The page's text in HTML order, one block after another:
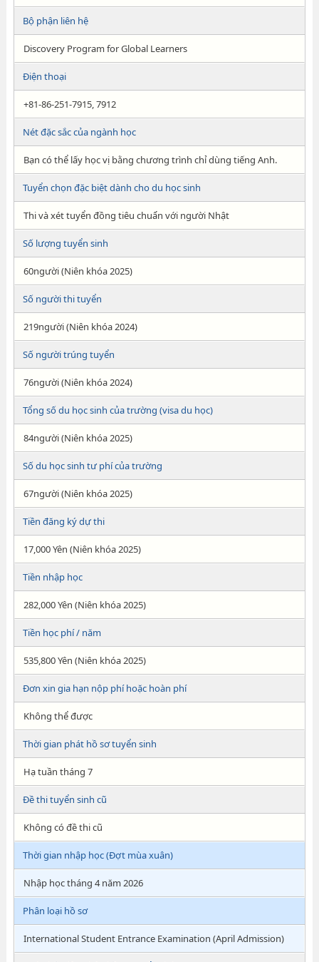
Bộ phận liên hệ
Discovery Program for Global Learners
Điện thoại
+81-86-251-7915, 7912
Nét đặc sắc của ngành học
Bạn có thể lấy học vị bằng chương trình chỉ dùng tiếng Anh.
Tuyển chọn đặc biệt dành cho du học sinh
Thi và xét tuyển đồng tiêu chuẩn với người Nhật
Số lượng tuyển sinh
60người (Niên khóa 2025)
Số người thi tuyển
219người (Niên khóa 2024)
Số người trúng tuyển
76người (Niên khóa 2024)
Tổng số du học sinh của trường (visa du học)
84người (Niên khóa 2025)
Số du học sinh tư phí của trường
67người (Niên khóa 2025)
Tiền đăng ký dự thi
17,000 Yên (Niên khóa 2025)
Tiền nhập học
282,000 Yên (Niên khóa 2025)
Tiền học phí / năm
535,800 Yên (Niên khóa 2025)
Đơn xin gia hạn nộp phí hoặc hoàn phí
Không thể được
Thời gian phát hồ sơ tuyển sinh
Hạ tuần tháng 7
Đề thi tuyển sinh cũ
Không có đề thi cũ
Thời gian nhập học (Đợt mùa xuân)
Nhập học tháng 4 năm 2026
Phân loại hồ sơ
International Student Entrance Examination (April Admission)